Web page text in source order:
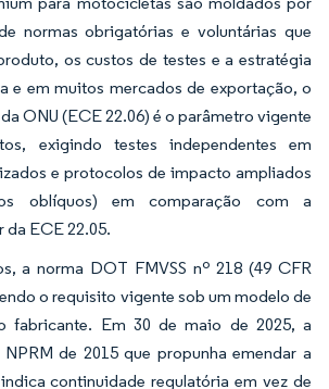
normas obrigatórias e voluntárias que
os custos de testes e a estratégia
e em muitos mercados de exportação, o
ONU (ECE 22.06) é o parâmetro vigente
exigindo testes independentes em
e protocolos de impacto ampliados
oblíquos) em comparação com a
ECE 22.05.
a norma DOT FMVSS nº 218 (49 CFR
o requisito vigente sob um modelo de
fabricante. Em 30 de maio de 2025, a
de 2015 que propunha emendar a
continuidade regulatória em vez de